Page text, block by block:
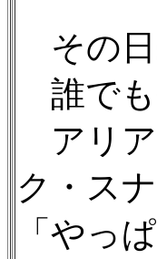
その日
誰でも
アリア
ク・ス
「やっ